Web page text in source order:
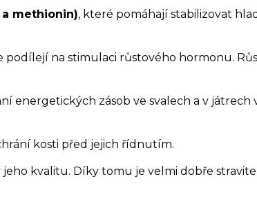
methionin), které pomáhají stabilizovat
podílejí na stimulaci růstového hormonu.
energetických zásob ve svalech a v
kosti před jejich řídnutím.
jeho kvalitu. Díky tomu je velmi dobře